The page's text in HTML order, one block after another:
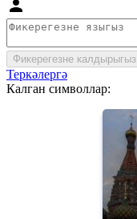
Фикерегезне калдырыгыз
Теркәлергә
Калган символлар: